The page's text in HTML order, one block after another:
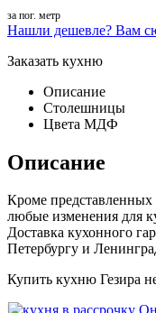
за пог. метр
Нашли дешевле? Вам
Заказать кухню
Описание
Столешницы
Цвета МДФ
Описание
Кроме представленных
любые изменения для
Доставка кухонного
Петербургу и
Купить кухню Гезира